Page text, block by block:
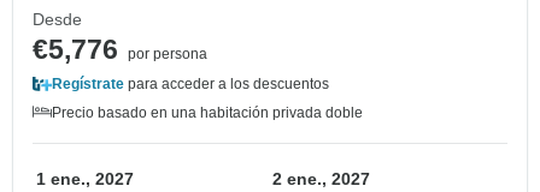
Desde
€5,776
por persona
Regístrate para acceder a los descuentos
Precio basado en una habitación privada doble
1 ene., 2027 2 ene., 2027